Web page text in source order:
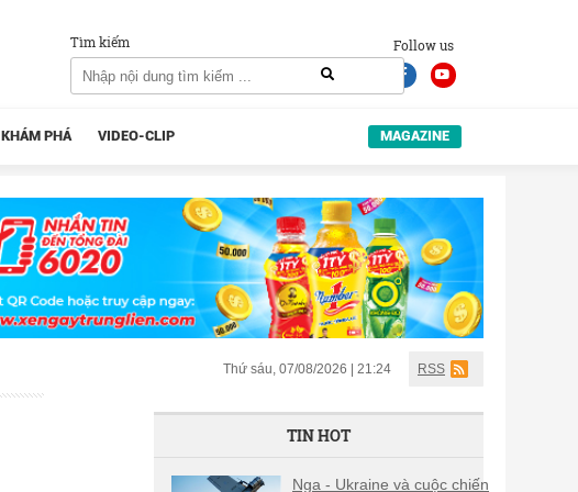
Follow us
Tìm kiếm
KHÁM PHÁ VIDEO-CLIP MAGAZINE
Thứ sáu, 07/08/2026 | 21:24 RSS
TIN HOT
Nga - Ukraine và cuộc chiến